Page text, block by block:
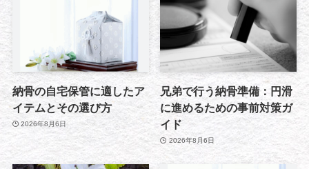
納骨の自宅保管に適したア
イテムとその選び方
2026年8月6日
兄弟で行う納骨準備：円滑
に進めるための事前対策ガ
イド
2026年8月6日